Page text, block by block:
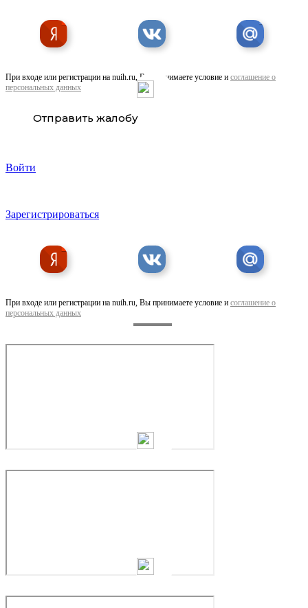
приобрету лкм, краски, эмали, грунт-эмали, лаки, ...
При входе или регистрации на nuih.ru, Вы принимаете условие и соглашение о
персональных данных
Отправить жалобу
Войти
Зарегистрироваться
При входе или регистрации на nuih.ru, Вы принимаете условие и соглашение о
персональных данных